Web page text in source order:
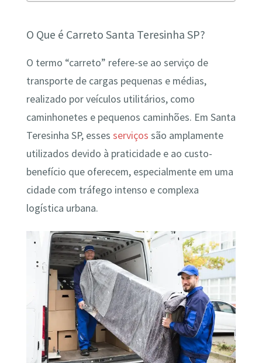
O Que é Carreto Santa Teresinha SP?
O termo “carreto” refere-se ao serviço de
transporte de cargas pequenas e médias,
realizado por veículos utilitários, como
caminhonetes e pequenos caminhões. Em Santa
Teresinha SP, esses serviços são amplamente
utilizados devido à praticidade e ao custo-
benefício que oferecem, especialmente em uma
cidade com tráfego intenso e complexa
logística urbana.